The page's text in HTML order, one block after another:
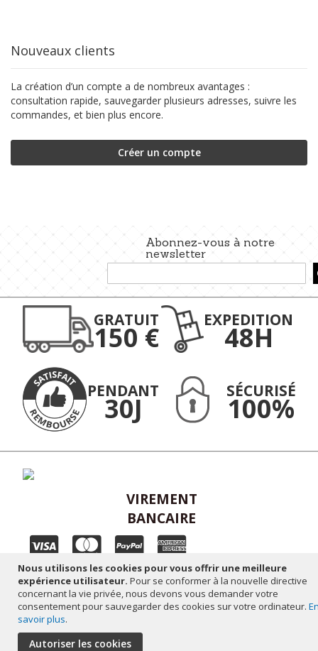
Nous utilisons les cookies pour vous offrir une meilleure
expérience utilisateur. Pour se conformer à la nouvelle directive
concernant la vie privée, nous devons vous demander votre
consentement pour sauvegarder des cookies sur votre ordinateur.
savoir plus.
Autoriser les cookies
Nouveaux clients
La création d’un compte a de nombreux avantages :
consultation rapide, sauvegarder plusieurs adresses, suivre les
commandes, et bien plus encore.
Créer un compte
Abonnez-vous à notre
newsletter
à
notre
d’information
GRATUIT
150 €
EXPEDITION
48H
PENDANT
30J
SÉCURISÉ
100%
VIREMENT
BANCAIRE
Plan du site - Mentions légales - Réalisation altaïsweb